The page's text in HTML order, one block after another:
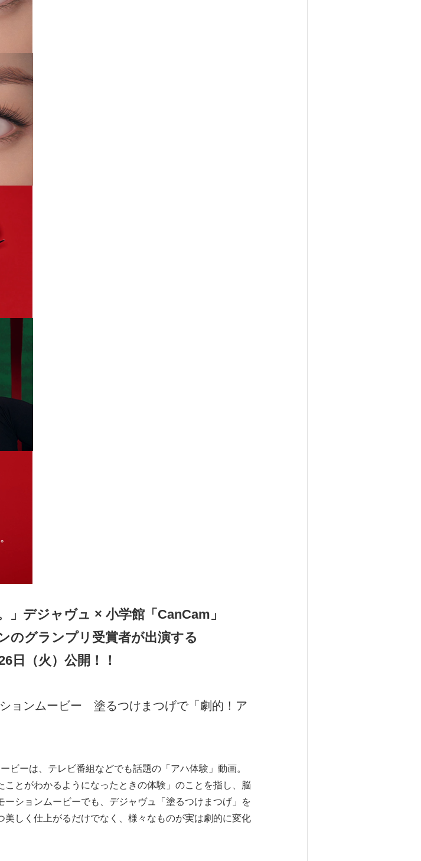
」デジャヴュ × 小学館「CanCam」
のグランプリ受賞者が出演する
日（火）公開！！
ョンムービー 塗るつけまつげで「劇的！ア
ーは、テレビ番組などでも話題の「アハ体験」動画。
とがわかるようになったときの体験」のことを指し、脳
ションムービーでも、デジャヴュ「塗るつけまつげ」を
しく仕上がるだけでなく、様々なものが実は劇的に変化